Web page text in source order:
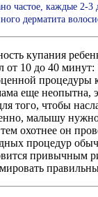
частое, каждые 2-3
дерматита
купания
от 10 до 40
процедуры
еще неопытна,
того, чтобы
малышу нужно
охотнее он
процедур
привычным